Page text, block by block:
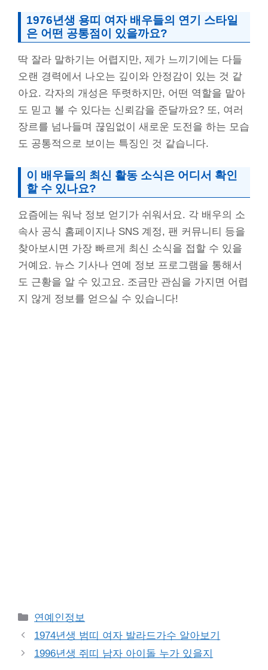
1976년생 용띠 여자배우들의 연기 스타일
은 어떤 공통점이 있을까요?
딱 잘라 말하기는 어렵지만, 제가 느끼기에는 다들
오랜 경력에서 나오는 깊이와 안정감이 있는 것 같
아요. 각자의 개성은 뚜렷하지만, 어떤 역할을 맡아
도 믿고 볼 수 있다는 신뢰감을 준달까요? 또, 여러
장르를 넘나들며 끊임없이 새로운 도전을 하는 모습
도 공통적으로 보이는 특징인 것 같습니다.
이 배우들의 최신 활동 소식은 어디서 확인
할 수 있나요?
요즘에는 워낙 정보 얻기가 쉬워서요. 각 배우의 소
속사 공식 홈페이지나 SNS 계정, 팬 커뮤니티 등을
찾아보시면 가장 빠르게 최신 소식을 접할 수 있을
거예요. 뉴스 기사나 연예 정보 프로그램을 통해서
도 근황을 알 수 있고요. 조금만 관심을 가지면 어렵
지 않게 정보를 얻으실 수 있습니다!
Categories
연예인정보
1974년생 범띠 여자 발라드가수 알아보기
1996년생 쥐띠 남자 아이돌 누가 있을지